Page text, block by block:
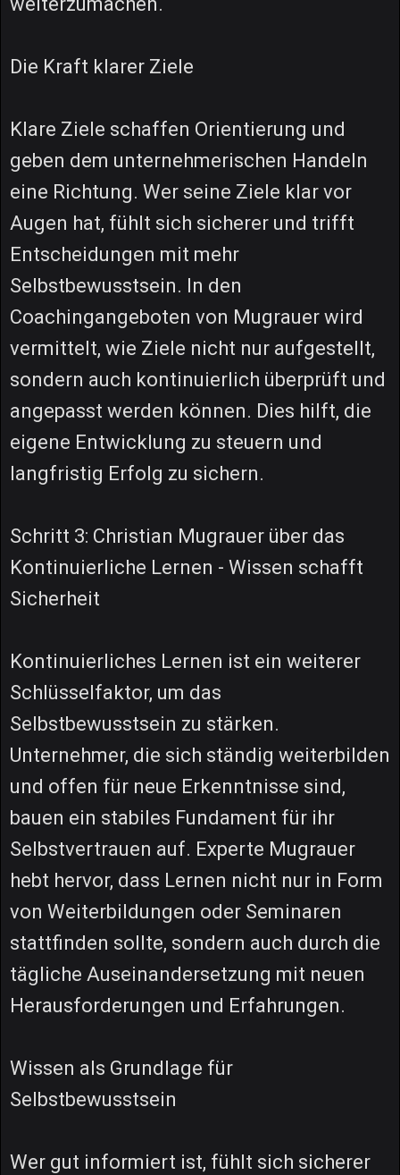
Die Kraft klarer Ziele
Klare Ziele schaffen Orientierung und
geben dem unternehmerischen Handeln
eine Richtung. Wer seine Ziele klar vor
Augen hat, fühlt sich sicherer und trifft
Entscheidungen mit mehr
Selbstbewusstsein. In den
Coachingangeboten von Mugrauer wird
vermittelt, wie Ziele nicht nur aufgestellt,
sondern auch kontinuierlich überprüft und
angepasst werden können. Dies hilft, die
eigene Entwicklung zu steuern und
langfristig Erfolg zu sichern.
Schritt 3: Christian Mugrauer über das
Kontinuierliche Lernen - Wissen schafft
Sicherheit
Kontinuierliches Lernen ist ein weiterer
Schlüsselfaktor, um das
Selbstbewusstsein zu stärken.
Unternehmer, die sich ständig weiterbilden
und offen für neue Erkenntnisse sind,
bauen ein stabiles Fundament für ihr
Selbstvertrauen auf. Experte Mugrauer
hebt hervor, dass Lernen nicht nur in Form
von Weiterbildungen oder Seminaren
stattfinden sollte, sondern auch durch die
tägliche Auseinandersetzung mit neuen
Herausforderungen und Erfahrungen.
Wissen als Grundlage für
Selbstbewusstsein
Wer gut informiert ist, fühlt sich sicherer